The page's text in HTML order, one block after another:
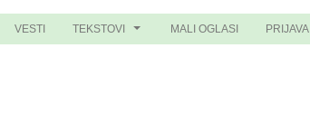
VESTI TEKSTOVI MALI OGLASI PRIJAVA